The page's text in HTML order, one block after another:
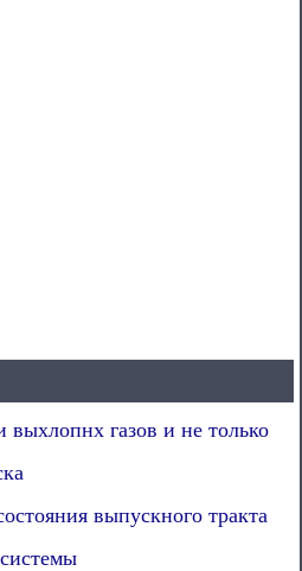
выхлопнх газов и не только
выпускного тракта